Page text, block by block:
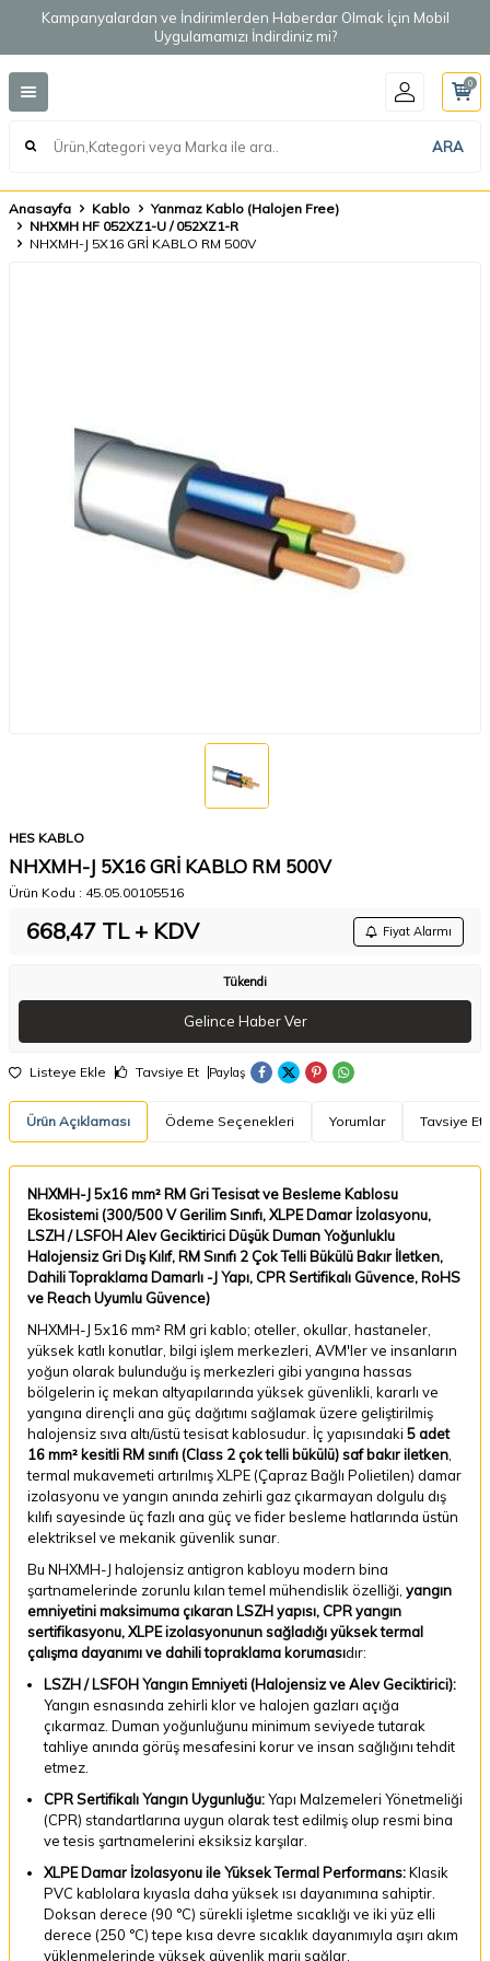
Kampanyalardan ve İndirimlerden Haberdar Olmak İçin Mobil
Uygulamamızı İndirdiniz mi?
ARA
0
Anasayfa Kablo
Yanmaz Kablo (Halojen Free)
NHXMH HF 052XZ1-U / 052XZ1-R
NHXMH-J 5X16 GRİ KABLO RM 500V
HES KABLO
NHXMH-J 5X16 GRİ KABLO RM 500V
Ürün Kodu : 45.05.00105516
668,47 TL + KDV Fiyat Alarmı
Tükendi
Gelince Haber Ver
Listeye Ekle Tavsiye Et Paylaş
Ürün Açıklaması Ödeme Seçenekleri Yorumlar Tavsiye Et
NHXMH-J 5x16 mm² RM Gri Tesisat ve Besleme Kablosu
Ekosistemi (300/500 V Gerilim Sınıfı, XLPE Damar İzolasyonu,
LSZH / LSFOH Alev Geciktirici Düşük Duman Yoğunluklu
Halojensiz Gri Dış Kılıf, RM Sınıfı 2 Çok Telli Bükülü Bakır İletken,
Dahili Topraklama Damarlı -J Yapı, CPR Sertifikalı Güvence, RoHS
ve Reach Uyumlu Güvence)
NHXMH-J 5x16 mm² RM gri kablo; oteller, okullar, hastaneler,
yüksek katlı konutlar, bilgi işlem merkezleri, AVM'ler ve insanların
yoğun olarak bulunduğu iş merkezleri gibi yangına hassas
bölgelerin iç mekan altyapılarında yüksek güvenlikli, kararlı ve
yangına dirençli ana güç dağıtımı sağlamak üzere geliştirilmiş
halojensiz sıva altı/üstü tesisat kablosudur. İç yapısındaki 5 adet
16 mm² kesitli RM sınıfı (Class 2 çok telli bükülü) saf bakır iletken
termal mukavemeti artırılmış XLPE (Çapraz Bağlı Polietilen) damar
izolasyonu ve yangın anında zehirli gaz çıkarmayan dolgulu dış
kılıfı sayesinde üç fazlı ana güç ve fider besleme hatlarında üstün
elektriksel ve mekanik güvenlik sunar.
Bu NHXMH-J halojensiz antigron kabloyu modern bina
şartnamelerinde zorunlu kılan temel mühendislik özelliği, yangın
emniyetini maksimuma çıkaran LSZH yapısı, CPR yangın
sertifikasyonu, XLPE izolasyonunun sağladığı yüksek termal
çalışma dayanımı ve dahili topraklama korumasıdır:
LSZH / LSFOH Yangın Emniyeti (Halojensiz ve Alev Geciktirici):
Yangın esnasında zehirli klor ve halojen gazları açığa
çıkarmaz. Duman yoğunluğunu minimum seviyede tutarak
tahliye anında görüş mesafesini korur ve insan sağlığını tehdit
etmez.
CPR Sertifikalı Yangın Uygunluğu:Yapı Malzemeleri Yönetmeliği
(CPR) standartlarına uygun olarak test edilmiş olup resmi bina
ve tesis şartnamelerini eksiksiz karşılar.
XLPE Damar İzolasyonu ile Yüksek Termal Performans:Klasik
PVC kablolara kıyasla daha yüksek ısı dayanımına sahiptir.
Doksan derece (90 °C) sürekli işletme sıcaklığı ve iki yüz elli
derece (250 °C) tepe kısa devre sıcaklık dayanımıyla aşırı akım
yüklenmelerinde yüksek güvenlik marjı sağlar.